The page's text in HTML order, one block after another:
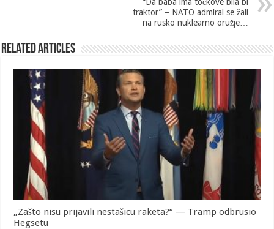
traktor” – NATO admiral se žali
na rusko nuklearno oružje…
Related Articles
„Zašto nisu prijavili nestašicu raketa?“ — Tramp odbrusio
Hegsetu